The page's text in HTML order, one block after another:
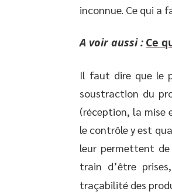
inconnue. Ce qui a
A voir aussi : Ce
Il faut dire que le
soustraction du
(réception, la mise
le contrôle y est
leur permettent de
train d’être
traçabilité des